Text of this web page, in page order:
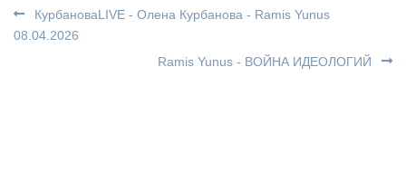
КурбановаLIVE - Олена Курбанова - Ramis Yunus
08.04.2026
Ramis Yunus - ВОЙНА ИДЕОЛОГИЙ